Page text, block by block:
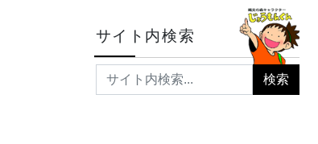
サイト内検索